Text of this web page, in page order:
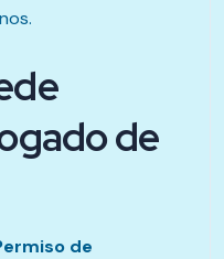
de
de